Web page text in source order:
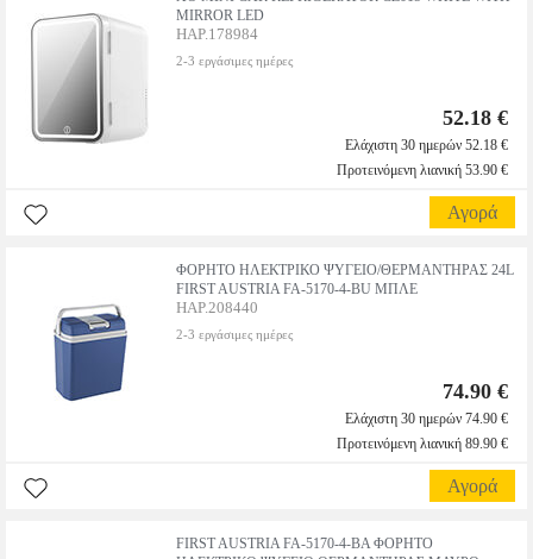
MIRROR LED
HAP.178984
2-3 εργάσιμες ημέρες
52.18 €
Ελάχιστη 30 ημερών 52.18 €
Προτεινόμενη λιανική 53.90 €
Αγορά
ΦΟΡΗΤΟ ΗΛΕΚΤΡΙΚΟ ΨΥΓΕΙΟ/ΘΕΡΜΑΝΤΗΡΑΣ 24L
FIRST AUSTRIA FA-5170-4-BU ΜΠΛΕ
HAP.208440
2-3 εργάσιμες ημέρες
74.90 €
Ελάχιστη 30 ημερών 74.90 €
Προτεινόμενη λιανική 89.90 €
Αγορά
FIRST AUSTRIA FA-5170-4-BA ΦΟΡΗΤΟ